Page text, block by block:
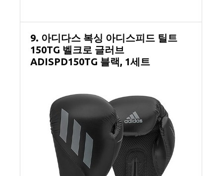
9. 아디다스 복싱 아디스피드 틸트
150TG 벨크로 글러브
ADISPD150TG 블랙, 1세트